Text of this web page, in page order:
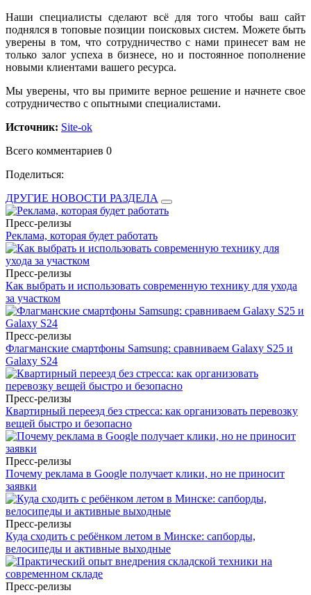
Наши специалисты сделают всё для того чтобы ваш сайт
поднялся в топовые позиции поисковых систем. Можете быть
уверены в том, что сотрудничество с нами принесет вам не
только залог успеха в бизнесе, но и постоянное пополнение
новыми клиентами вашего ресурса.
Мы уверены, что вы примите верное решение и начнете свое
сотрудничество с опытными специалистами.
Источник: Site-ok
Всего комментариев 0
Поделиться:
ДРУГИЕ НОВОСТИ РАЗДЕЛА
Пресс-релизы
Реклама, которая будет работать
Пресс-релизы
Как выбрать и использовать современную технику для ухода
за участком
Пресс-релизы
Флагманские смартфоны Samsung: сравниваем Galaxy S25 и
Galaxy S24
Пресс-релизы
Квартирный переезд без стресса: как организовать перевозку
вещей быстро и безопасно
Пресс-релизы
Почему реклама в Google получает клики, но не приносит
заявки
Пресс-релизы
Куда сходить с ребёнком летом в Минске: сапборды,
велосипеды и активные выходные
Пресс-релизы